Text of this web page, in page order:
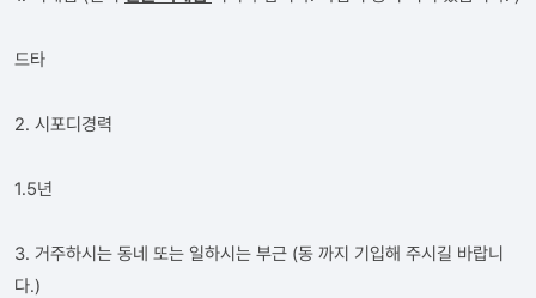
드타
2. 시포디경력
1.5년
3. 거주하시는 동네 또는 일하시는 부근 (동 까지 기입해 주시길 바랍니
다.)